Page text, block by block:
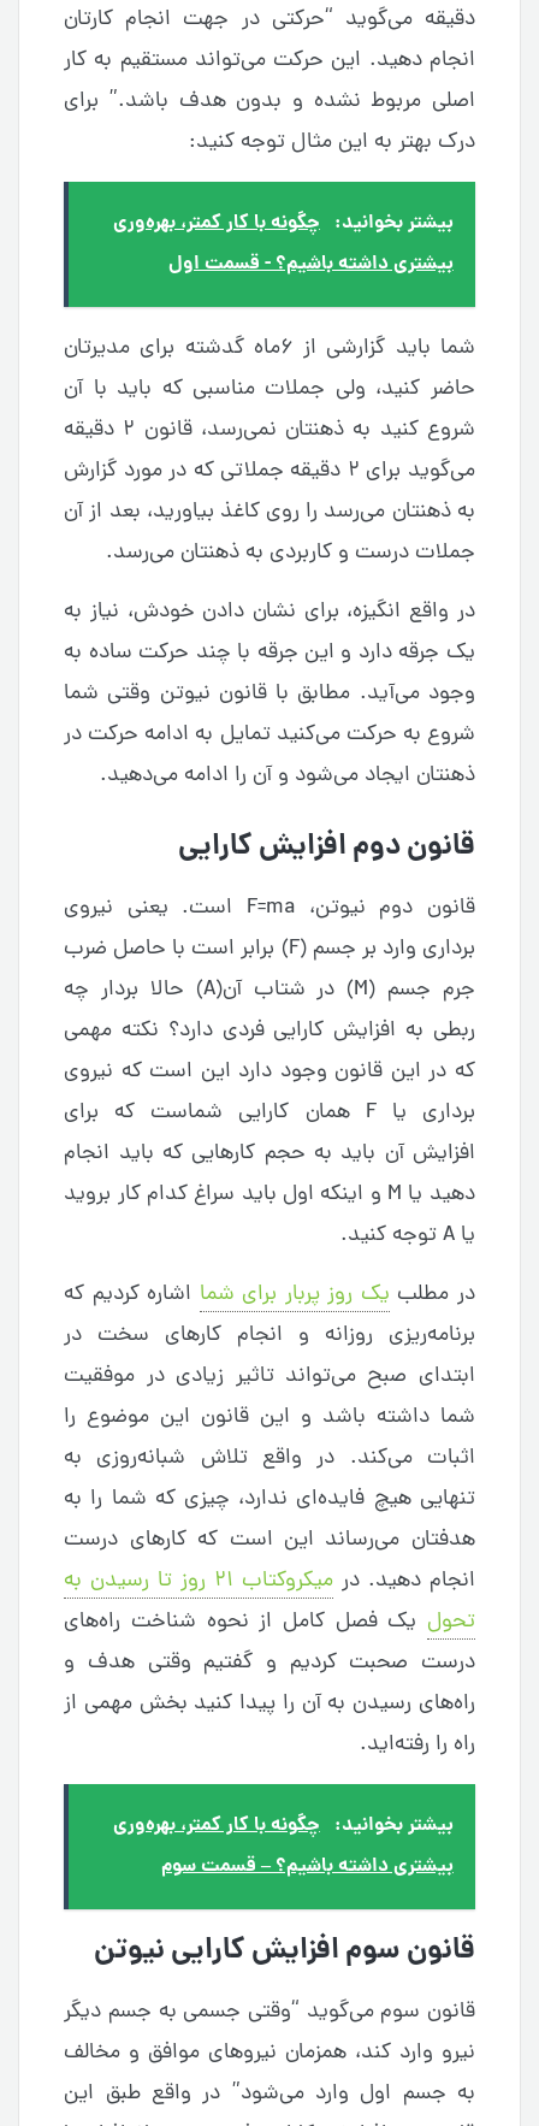
دقیقه می‌گوید “حرکتی در جهت انجام کارتان
انجام دهید. این حرکت می‌تواند مستقیم به کار
اصلی مربوط نشده و بدون هدف باشد.” برای
درک بهتر به این مثال توجه کنید:
بیشتر بخوانید: چگونه با کار کمتر، بهره‌وری
بیشتری داشته باشیم؟ - قسمت اول
شما باید گزارشی از ۶ماه گدشته برای مدیرتان
حاضر کنید، ولی جملات مناسبی که باید با آن
شروع کنید به ذهنتان نمی‌رسد، قانون ۲ دقیقه
می‌گوید برای ۲ دقیقه جملاتی که در مورد گزارش
به ذهنتان می‌رسد را روی کاغذ بیاورید، بعد از آن
جملات درست و کاربردی به ذهنتان می‌رسد.
در واقع انگیزه، برای نشان دادن خودش، نیاز به
یک جرقه دارد و این جرقه با چند حرکت ساده به
وجود می‌آید. مطابق با قانون نیوتن وقتی شما
شروع به حرکت می‌کنید تمایل به ادامه حرکت در
ذهنتان ایجاد می‌شود و آن را ادامه می‌دهید.
قانون دوم افزایش کارایی
قانون دوم نیوتن، F=ma است. یعنی نیروی
برداری وارد بر جسم (F) برابر است با حاصل ضرب
جرم جسم (M) در شتاب آن(A) حالا بردار چه
ربطی به افزایش کارایی فردی دارد؟ نکته مهمی
که در این قانون وجود دارد این است که نیروی
برداری یا F همان کارایی شماست که برای
افزایش آن باید به حجم کارهایی که باید انجام
دهید یا M و اینکه اول باید سراغ کدام کار بروید
یا A توجه کنید.
در مطلب یک روز پربار برای شما اشاره کردیم که
برنامه‌ریزی روزانه و انجام کارهای سخت در
ابتدای صبح می‌تواند تاثیر زیادی در موفقیت
شما داشته باشد و این قانون این موضوع را
اثبات می‌کند. در واقع تلاش شبانه‌روزی به
تنهایی هیچ فایده‌ای ندارد، چیزی که شما را به
هدفتان می‌رساند این است که کارهای درست
انجام دهید. در
میکروکتاب ۲۱ روز تا رسیدن به
تحول یک فصل کامل از نحوه شناخت راه‌های
درست صحبت کردیم و گفتیم وقتی هدف و
راه‌های رسیدن به آن را پیدا کنید بخش مهمی از
راه را رفته‌اید.
بیشتر بخوانید: چگونه با کار کمتر، بهره‌وری
بیشتری داشته باشیم؟ – قسمت سوم
قانون سوم افزایش کارایی نیوتن
قانون سوم می‌گوید “وقتی جسمی به جسم دیگر
نیرو وارد کند، همزمان نیروهای موافق و مخالف
به جسم اول وارد می‌شود” در واقع طبق این